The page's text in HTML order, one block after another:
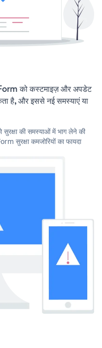
को कस्टमाइज़ और अपडेट
है, और इससे नई समस्याएं या
की समस्याओं में भाग लेने की
सुरक्षा कमजोरियों का फायदा